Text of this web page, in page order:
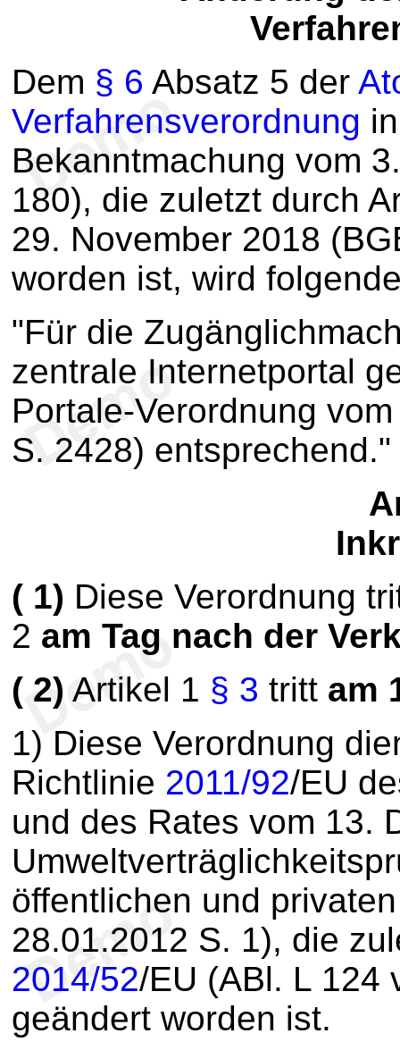
Dem § 6 Absatz 5 der
Verfahrensverordnung
Bekanntmachung vom
180), die zuletzt durch
29. November 2018
worden ist, wird
"Für die
zentrale Internetportal
Portale-Verordnung
S. 2428) entsprechend."
( 1) Diese Verordnung
2 am Tag nach der
( 2) Artikel 1 § 3 tritt am
1) Diese Verordnung
Richtlinie 2011/92/EU
und des Rates vom 13.
öffentlichen und
28.01.2012 S. 1), die
2014/52/EU (ABl. L 124
geändert worden ist.